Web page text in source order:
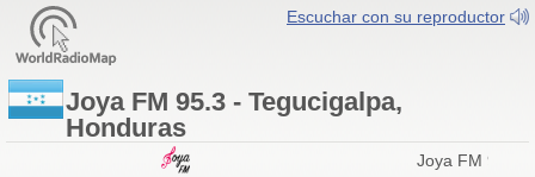
Escuchar con su reproductor
Joya FM 95.3 - Tegucigalpa,
Honduras
Joya FM 95.3 -